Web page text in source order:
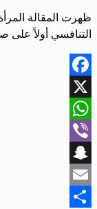
ظهرت المقالة
التنافسي أولاً على
Facebook
X
WhatsApp
Viber
Snapchat
Email